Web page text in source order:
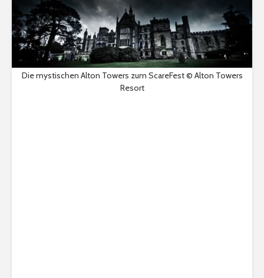
Die mystischen Alton Towers zum ScareFest © Alton Towers
Resort